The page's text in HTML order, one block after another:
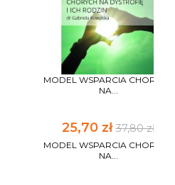
MODEL WSPARCIA CHORYCH
NA...
25,70 zł37,80 zł
MODEL WSPARCIA CHORYCH
NA...